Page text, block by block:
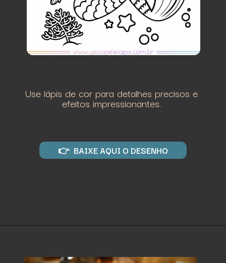
Use lápis de cor para detalhes precisos e
efeitos impressionantes.
👉 BAIXE AQUI O DESENHO